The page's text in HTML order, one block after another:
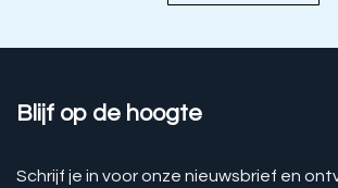
Blijf op de hoogte
Schrijf je in voor onze nieuwsbrief en